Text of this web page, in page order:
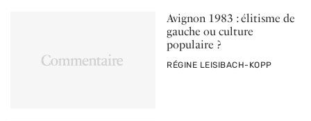
Avignon 1983 : élitisme de
gauche ou culture
populaire ?
PAR
RÉGINE LEISIBACH-KOPP